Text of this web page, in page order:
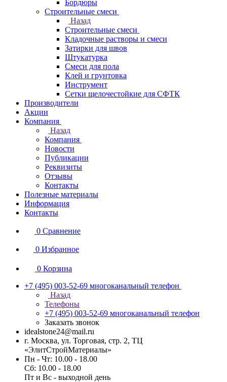
Бордюры
Строительные смеси
Назад
Строительные смеси
Кладочные растворы и смеси
Затирки для швов
Штукатурка
Смеси для пола
Клей и грунтовка
Инструмент
Сетки щелочестойкие для СФТК
Производители
Акции
Компания
Назад
Компания
Новости
Публикации
Реквизиты
Отзывы
Контакты
Полезные материалы
Информация
Контакты
0 Сравнение
0 Избранное
0 Корзина
+7 (495) 003-52-69 многоканальный телефон
Назад
Телефоны
+7 (495) 003-52-69 многоканальный телефон
Заказать звонок
idealstone24@mail.ru
г. Москва, ул. Торговая, стр. 2, ТЦ
«ЭлитСтройМатериалы»
Пн - Чт: 10.00 - 18.00
Сб: 10.00 - 18.00
Пт и Вс - выходной день